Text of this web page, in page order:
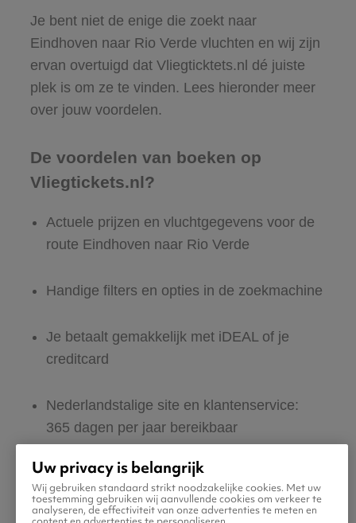
Je bent niet de enige die zoekt naar
Eindhoven naar Rio Verde vluchten en wij zijn
ervan overtuigd dat Vliegticktets.nl dé juiste
plek is om ze te vinden. Lees hieronder meer
over jouw voordelen.
De voordelen van boeken op
Vliegtickets.nl?
Actuele prijzen en vluchtgegevens voor de
route Eindhoven naar Rio Verde
Handige filters en opties in de zoekmachine
Je betaalt gemakkelijk met iDEAL of je
creditcard
Nederlandstalige site en klantenservice:
365 dagen per jaar bereikbaar
Zeker van veilig boeken en betalen
Boek ook direct een hotel of huurauto voor
Uw privacy is belangrijk
Wij gebruiken standaard strikt noodzakelijke cookies. Met uw
toestemming gebruiken wij aanvullende cookies om verkeer te
analyseren, de effectiviteit van onze advertenties te meten en